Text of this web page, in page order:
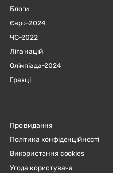
Блоги
Євро-2024
ЧC-2022
Ліга націй
Олімпіада-2024
Гравці
Про видання
Політика конфіденційності
Використання cookies
Угода користувача